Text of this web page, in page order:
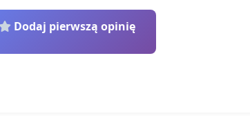
Dodaj pierwszą opinię